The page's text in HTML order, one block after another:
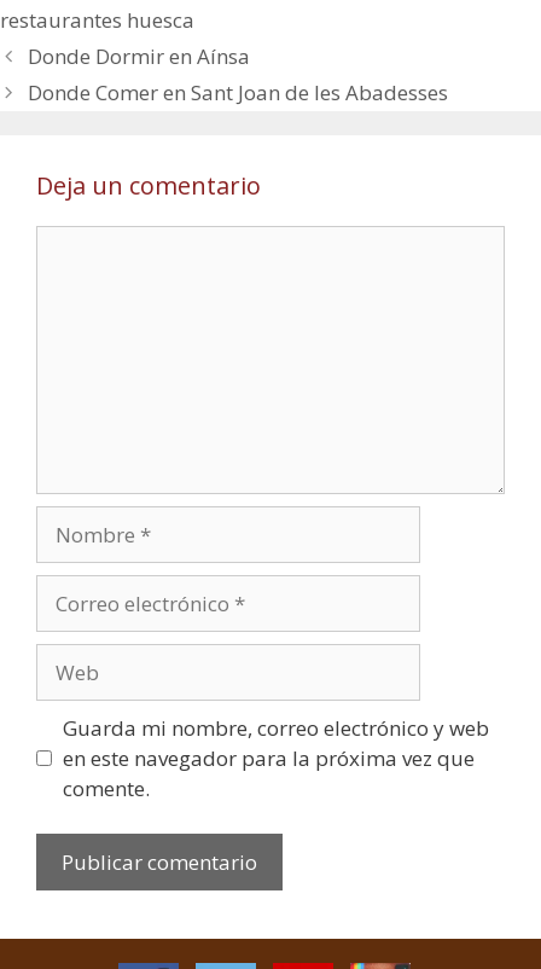
restaurantes huesca
Donde Dormir en Aínsa
Donde Comer en Sant Joan de les Abadesses
Deja un comentario
Guarda mi nombre, correo electrónico y web
en este navegador para la próxima vez que
comente.